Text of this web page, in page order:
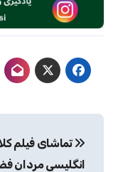
نوشته
تماشای فیلم
انگلیسی مردان